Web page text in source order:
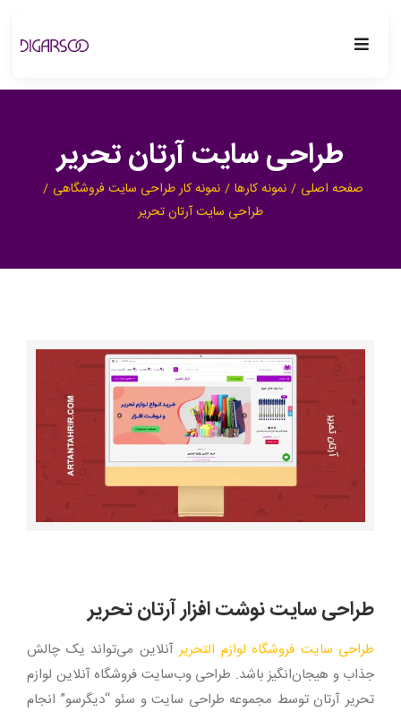
Toggle
Navigation
خدمات
بلاگ
طراحی سایت آرتان تحریر
صفحه اصلی نمونه کارها
نمونه کار طراحی سایت فروشگاهی
طراحی سایت آرتان تحریر
مشاهده
بزرگتر
طراحی سایت نوشت افزار آرتان تحریر
طراحی سایت فروشگاه لوازم التحریر آنلاین می‌تواند یک چالش
جذاب و هیجان‌انگیز باشد. طراحی وب‌سایت فروشگاه آنلاین لوازم
تحریر آرتان توسط مجموعه طراحی سایت و سئو “دیگرسو” انجام